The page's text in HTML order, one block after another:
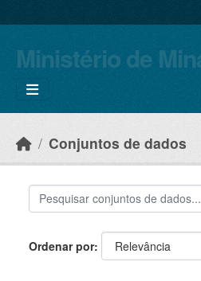
Ministério de
Conjuntos de dados
Ordenar por